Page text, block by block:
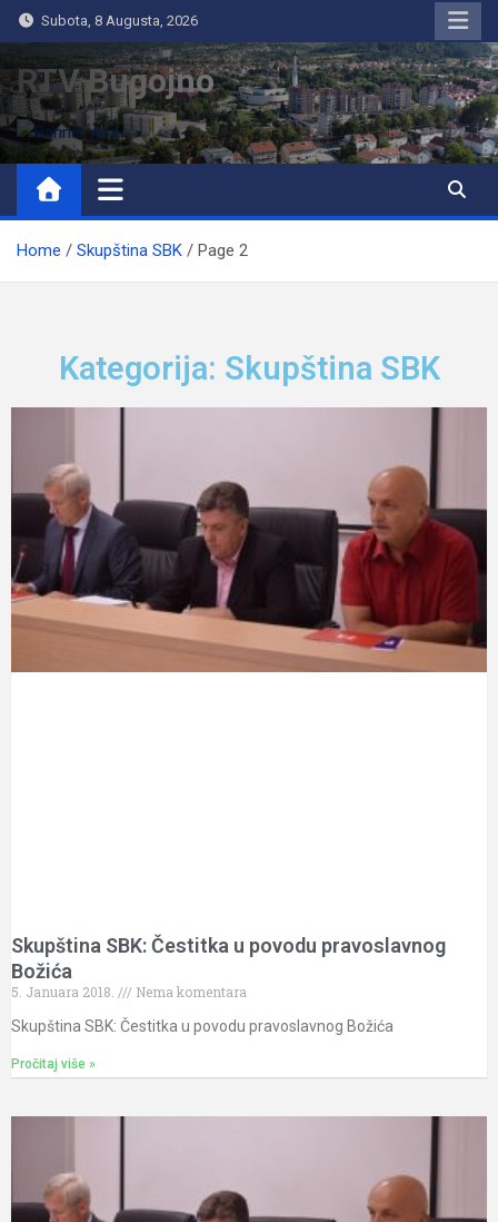
Subota, 8 Augusta, 2026
RTV Bugojno
Home Skupština SBK Page 2
Kategorija: Skupština SBK
Skupština SBK: Čestitka u povodu pravoslavnog
Božića
5. Januara 2018.
Nema komentara
Skupština SBK: Čestitka u povodu pravoslavnog Božića
Pročitaj više »